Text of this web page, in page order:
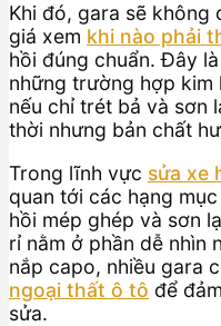
Khi đó, gara sẽ không
giá xem khi nào phải
hồi đúng chuẩn. Đây
những trường hợp kim
nếu chỉ trét bả và sơn
thời nhưng bản chất
Trong lĩnh vực sửa xe
quan tới các hạng
hồi mép ghép và sơn
rỉ nằm ở phần dễ nhìn
nắp capo, nhiều gara
ngoại thất ô tô để
sửa.